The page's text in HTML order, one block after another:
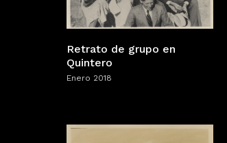
Retrato de grupo en
Quintero
Enero 2018